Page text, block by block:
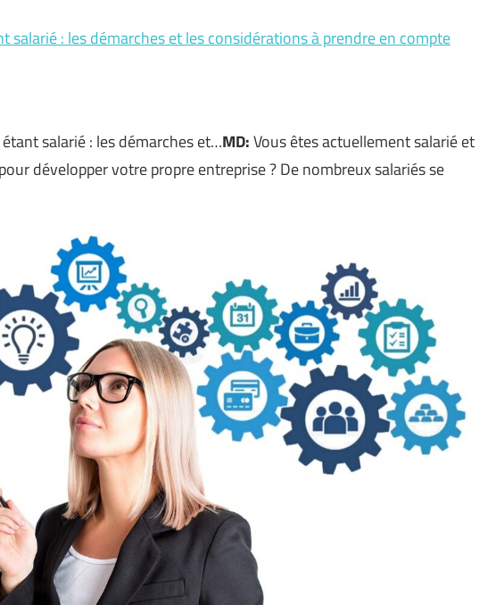
salarié : les démarches et les considérations à prendre en compte
salarié : les démarches et…MD:Vous êtes actuellement salarié et
développer votre propre entreprise ? De nombreux salariés se